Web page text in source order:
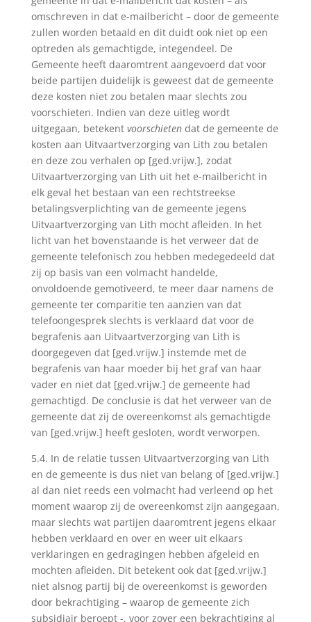
omschreven in dat e-mailbericht – door de gemeente
zullen worden betaald en dit duidt ook niet op een
optreden als gemachtigde, integendeel. De
Gemeente heeft daaromtrent aangevoerd dat voor
beide partijen duidelijk is geweest dat de gemeente
deze kosten niet zou betalen maar slechts zou
voorschieten. Indien van deze uitleg wordt
uitgegaan, betekent voorschieten dat de gemeente de
kosten aan Uitvaartverzorging van Lith zou betalen
en deze zou verhalen op [ged.vrijw.], zodat
Uitvaartverzorging van Lith uit het e-mailbericht in
elk geval het bestaan van een rechtstreekse
betalingsverplichting van de gemeente jegens
Uitvaartverzorging van Lith mocht afleiden. In het
licht van het bovenstaande is het verweer dat de
gemeente telefonisch zou hebben medegedeeld dat
zij op basis van een volmacht handelde,
onvoldoende gemotiveerd, te meer daar namens de
gemeente ter comparitie ten aanzien van dat
telefoongesprek slechts is verklaard dat voor de
begrafenis aan Uitvaartverzorging van Lith is
doorgegeven dat [ged.vrijw.] instemde met de
begrafenis van haar moeder bij het graf van haar
vader en niet dat [ged.vrijw.] de gemeente had
gemachtigd. De conclusie is dat het verweer van de
gemeente dat zij de overeenkomst als gemachtigde
van [ged.vrijw.] heeft gesloten, wordt verworpen.
5.4. In de relatie tussen Uitvaartverzorging van Lith
en de gemeente is dus niet van belang of [ged.vrijw.]
al dan niet reeds een volmacht had verleend op het
moment waarop zij de overeenkomst zijn aangegaan,
maar slechts wat partijen daaromtrent jegens elkaar
hebben verklaard en over en weer uit elkaars
verklaringen en gedragingen hebben afgeleid en
mochten afleiden. Dit betekent ook dat [ged.vrijw.]
niet alsnog partij bij de overeenkomst is geworden
door bekrachtiging – waarop de gemeente zich
subsidiair beroept -, voor zover een bekrachtiging al